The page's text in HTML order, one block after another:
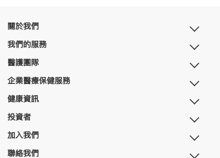
關於我們
我們的服務
醫護團隊
企業醫療保健服務
健康資訊
投資者
加入我們
聯絡我們